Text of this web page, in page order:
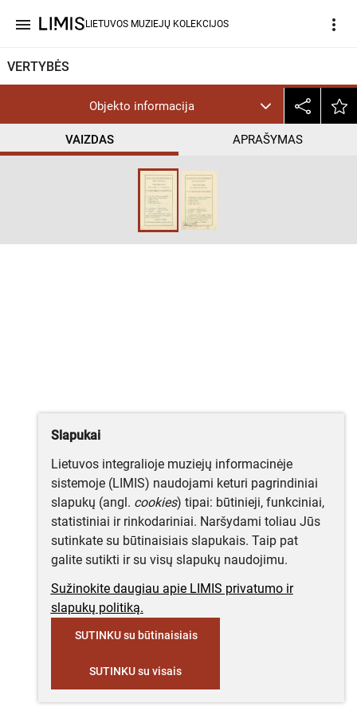
menu LIETUVOS MUZIEJŲ KOLEKCIJOS more_vert
VERTYBĖS
Objekto informacija
VAIZDAS APRAŠYMAS
Slapukai
Lietuvos integralioje muziejų informacinėje
sistemoje (LIMIS) naudojami keturi pagrindiniai
slapukų (angl. cookies) tipai: būtinieji, funkciniai,
statistiniai ir rinkodariniai. Naršydami toliau Jūs
sutinkate su būtinaisiais slapukais. Taip pat
galite sutikti ir su visų slapukų naudojimu.
Sužinokite daugiau apie LIMIS privatumo ir
slapukų politiką.
SUTINKU su būtinaisiais
SUTINKU su visais